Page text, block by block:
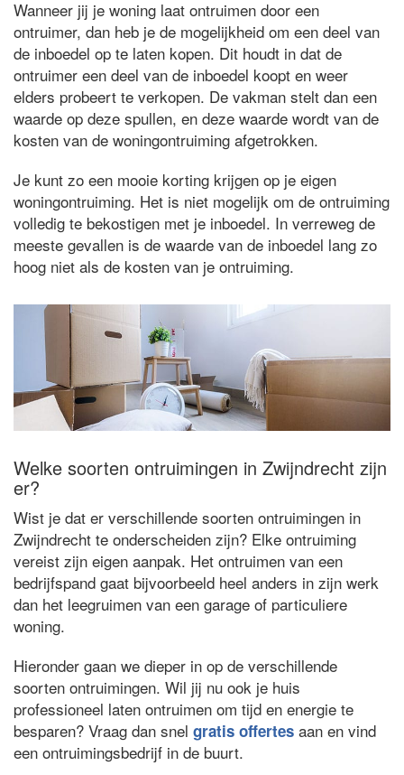
Wanneer jij je woning laat ontruimen door een
ontruimer, dan heb je de mogelijkheid om een deel van
de inboedel op te laten kopen. Dit houdt in dat de
ontruimer een deel van de inboedel koopt en weer
elders probeert te verkopen. De vakman stelt dan een
waarde op deze spullen, en deze waarde wordt van de
kosten van de woningontruiming afgetrokken.
Je kunt zo een mooie korting krijgen op je eigen
woningontruiming. Het is niet mogelijk om de ontruiming
volledig te bekostigen met je inboedel. In verreweg de
meeste gevallen is de waarde van de inboedel lang zo
hoog niet als de kosten van je ontruiming.
Welke soorten ontruimingen in Zwijndrecht zijn
er?
Wist je dat er verschillende soorten ontruimingen in
Zwijndrecht te onderscheiden zijn? Elke ontruiming
vereist zijn eigen aanpak. Het ontruimen van een
bedrijfspand gaat bijvoorbeeld heel anders in zijn werk
dan het leegruimen van een garage of particuliere
woning.
Hieronder gaan we dieper in op de verschillende
soorten ontruimingen. Wil jij nu ook je huis
professioneel laten ontruimen om tijd en energie te
besparen? Vraag dan snel gratis offertes aan en vind
een ontruimingsbedrijf in de buurt.